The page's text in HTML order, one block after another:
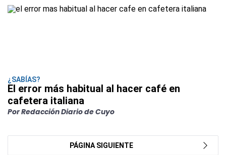
¿SABÍAS?
El error más habitual al hacer café en
cafetera italiana
Por Redacción Diario de Cuyo
PÁGINA SIGUIENTE